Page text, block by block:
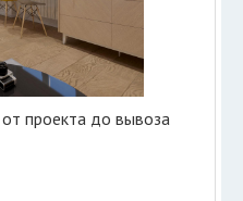
проекта до вывоза